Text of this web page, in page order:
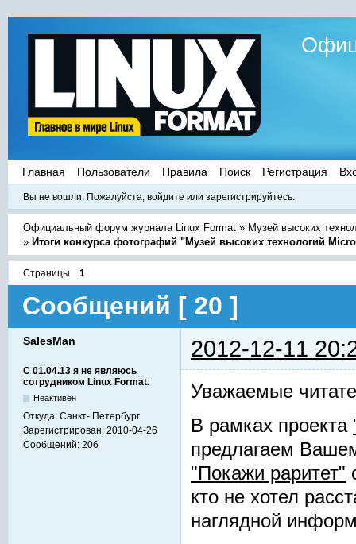
Главная Пользователи Правила Поиск Регистрация
Вы не вошли. Пожалуйста, войдите или зарегистрируйтесь.
Официальный форум журнала Linux Format » Музей высоких
» Итоги конкурса фотографий "Музей высоких технологий
Страницы 1
Сообщений [ 20 ]
SalesMan 2012-12-11
С 01.04.13 я не являюсь
сотрудником Linux Format.
Неактивен
Откуда: Санкт- Петербург
Зарегистрирован: 2010-04-26
Сообщений: 206
Уважаемые
В рамках проекта
предлагаем
"Покажи раритет"
кто не хотел
наглядной